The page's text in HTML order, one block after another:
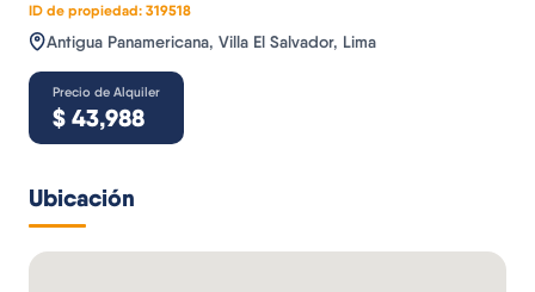
ID de propiedad: 319518
Antigua Panamericana, Villa El Salvador, Lima
Precio de Alquiler
$ 43,988
Ubicación